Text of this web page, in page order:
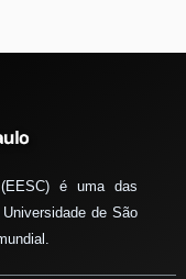
é uma das
de São